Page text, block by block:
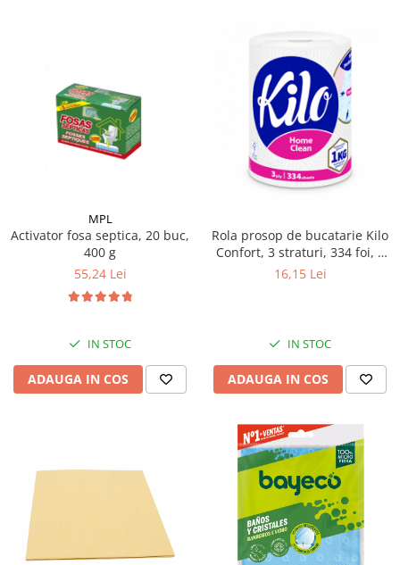
MPL
Activator fosa septica, 20 buc,
400 g
55,24 Lei
IN STOC
ADAUGA IN COS
Rola prosop de bucatarie Kilo
Confort, 3 straturi, 334 foi, 1
kg
16,15 Lei
IN STOC
ADAUGA IN COS